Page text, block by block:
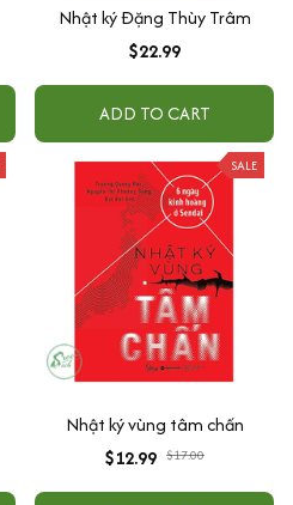
Nhật ký Đặng Thùy Trâm
$22.99
ADD TO CART
SALE
Nhật ký vùng tâm chấn
$12.99 $17.00